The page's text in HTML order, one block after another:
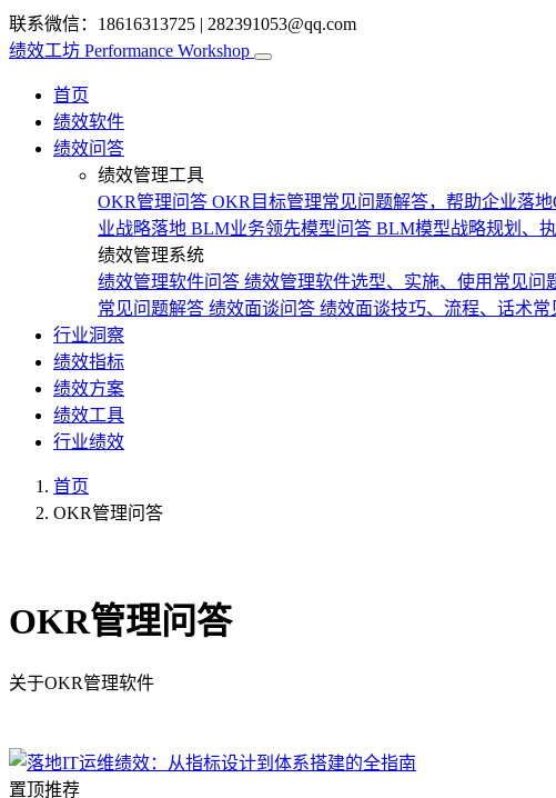
联系微信：18616313725 | 282391053@qq.com
绩效工坊 Performance Workshop
首页
绩效软件
绩效问答
绩效管理工具
OKR管理问答 OKR目标管理常见问题解答，帮助企业落地
业战略落地 BLM业务领先模型问答 BLM模型战略规划、
绩效管理系统
绩效管理软件问答 绩效管理软件选型、实施、使用常见问
常见问题解答 绩效面谈问答 绩效面谈技巧、流程、话术常
行业洞察
绩效指标
绩效方案
绩效工具
行业绩效
首页
OKR管理问答
OKR管理问答
关于OKR管理软件
置顶推荐